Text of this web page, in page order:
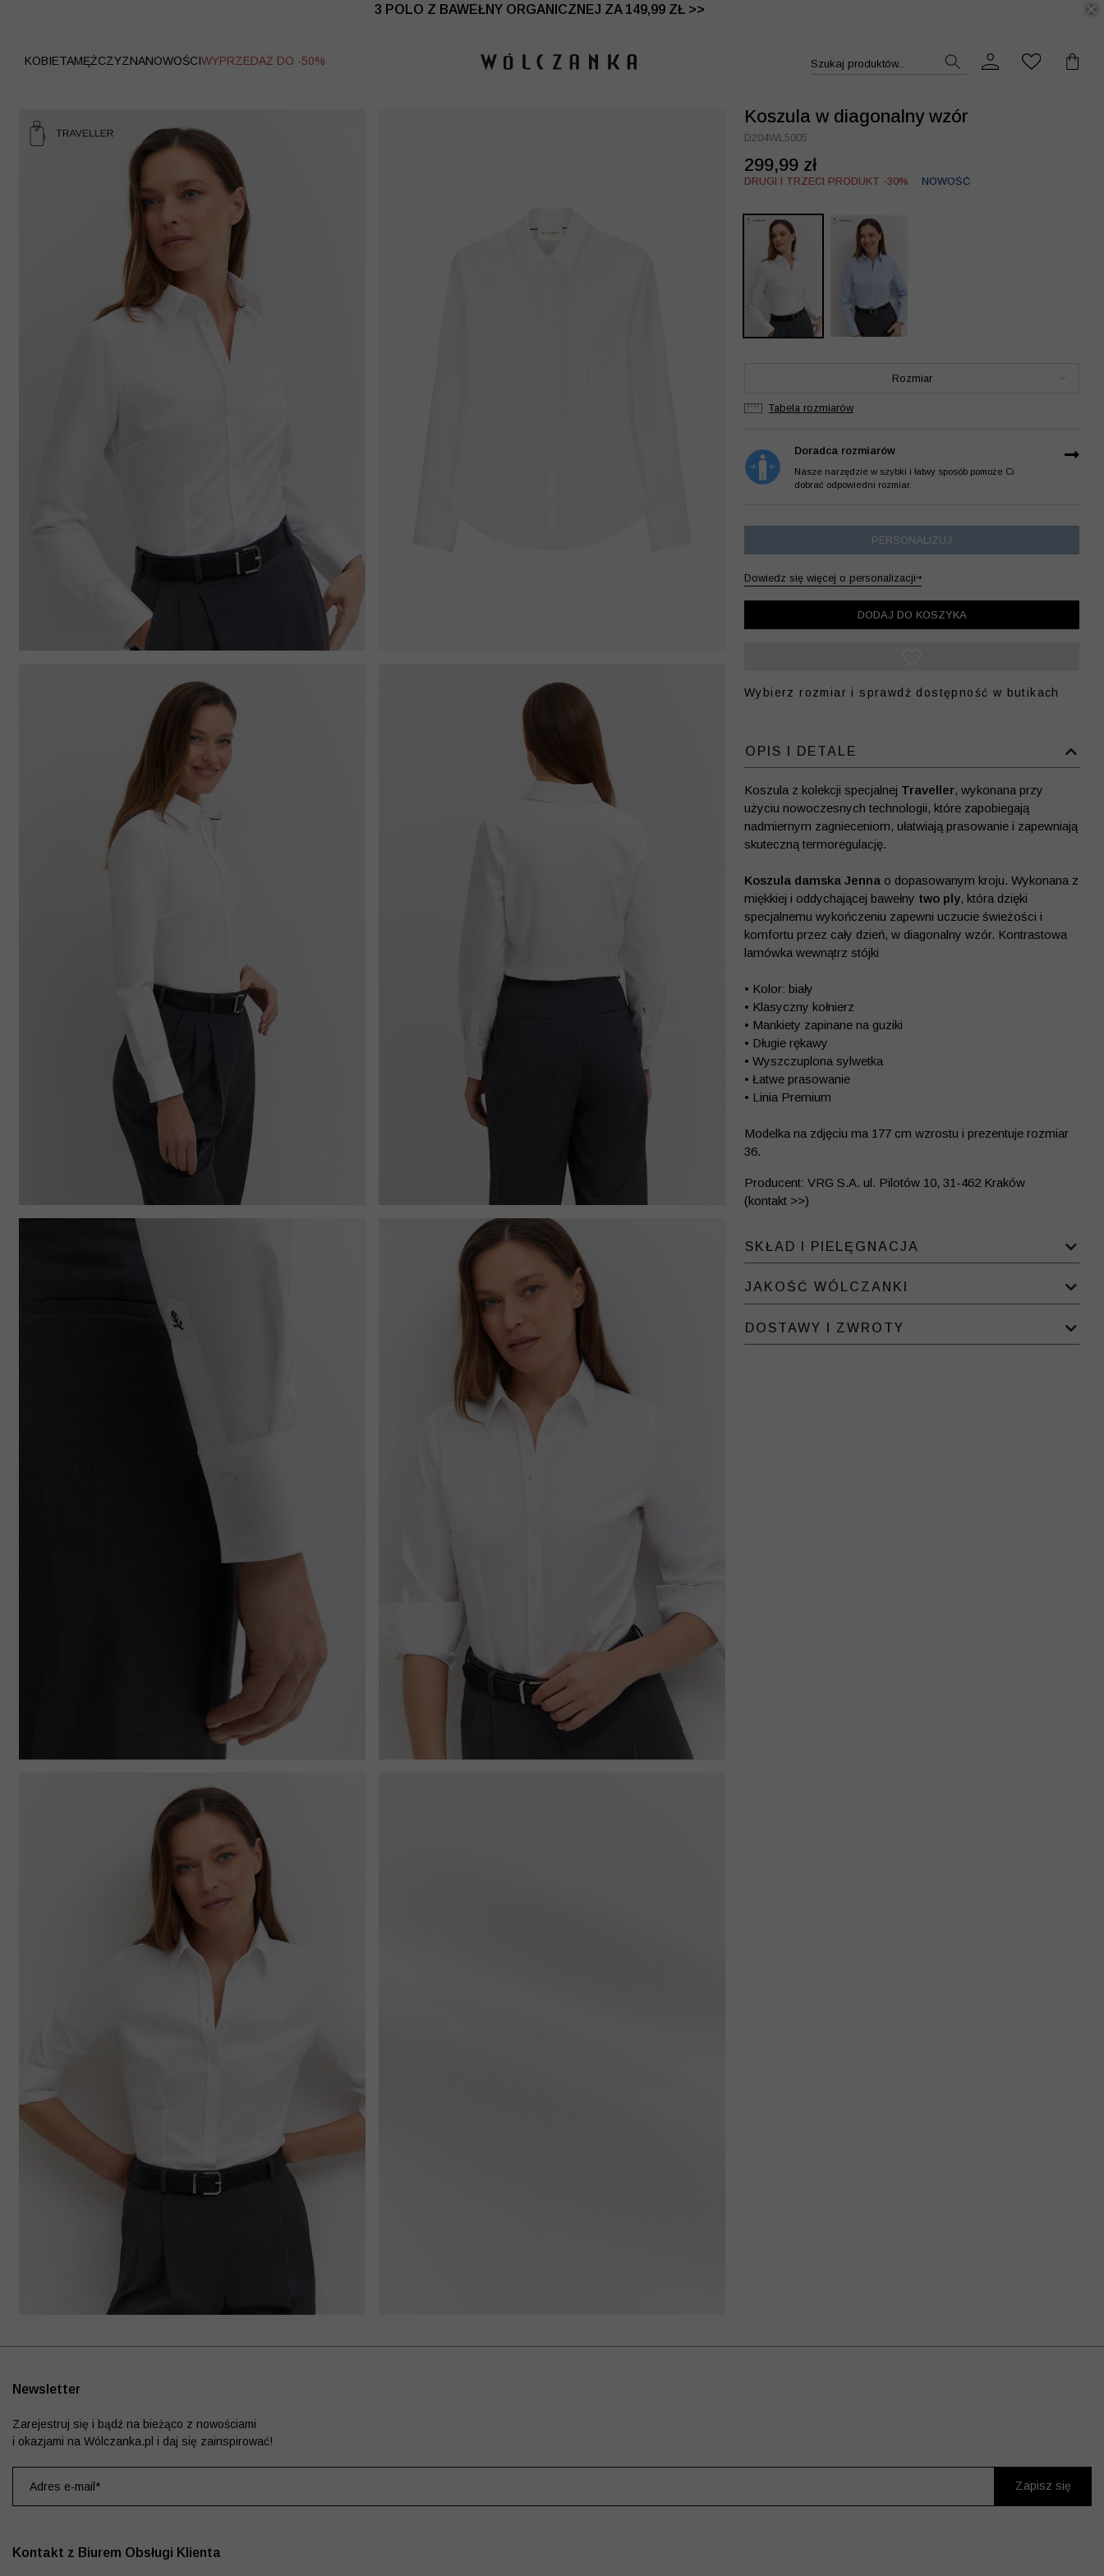
3 POLO Z BAWEŁNY ORGANICZNEJ ZA 149,99 ZŁ >>
WYPRZEDAŻ DO -50% | DODATKOWE -30% NA DRUGI I TRZECI PRODUKT >>
KOBIETAMĘŻCZYZNANOWOŚCIWYPRZEDAŻ DO -50% Szukaj produktów...
Koszula w diagonalny wzór
D204WL5005
299,99 zł
DRUGI I TRZECI PRODUKT -30% NOWOŚĆ
Rozmiar
Tabela rozmiarów
Doradca rozmiarów
Nasze narzędzie w szybki i łatwy sposób pomoże Ci
dobrać odpowiedni rozmiar.
PERSONALIZUJ
Dowiedz się więcej o personalizacji
DODAJ DO KOSZYKA
Wybierz rozmiar i sprawdź dostępność w butikach
OPIS I DETALE
Koszula z kolekcji specjalnej Traveller, wykonana przy
użyciu nowoczesnych technologii, które zapobiegają
nadmiernym zagnieceniom, ułatwiają prasowanie i zapewniają
skuteczną termoregulację.
Koszula damska Jenna o dopasowanym kroju. Wykonana z
miękkiej i oddychającej bawełny two ply, która dzięki
specjalnemu wykończeniu zapewni uczucie świeżości i
komfortu przez cały dzień, w diagonalny wzór. Kontrastowa
lamówka wewnątrz stójki
• Kolor: biały
• Klasyczny kołnierz
• Mankiety zapinane na guziki
• Długie rękawy
• Wyszczuplona sylwetka
• Łatwe prasowanie
• Linia Premium
Modelka na zdjęciu ma 177 cm wzrostu i prezentuje rozmiar
36.
Producent: VRG S.A. ul. Pilotów 10, 31-462 Kraków
(kontakt >>)
SKŁAD I PIELĘGNACJA
JAKOŚĆ WÓLCZANKI
DOSTAWY I ZWROTY
Kontakt z Biurem Obsługi Klienta
Newsletter
Zarejestruj się i bądź na bieżąco z nowościami
i okazjami na Wólczanka.pl i daj się zainspirować!